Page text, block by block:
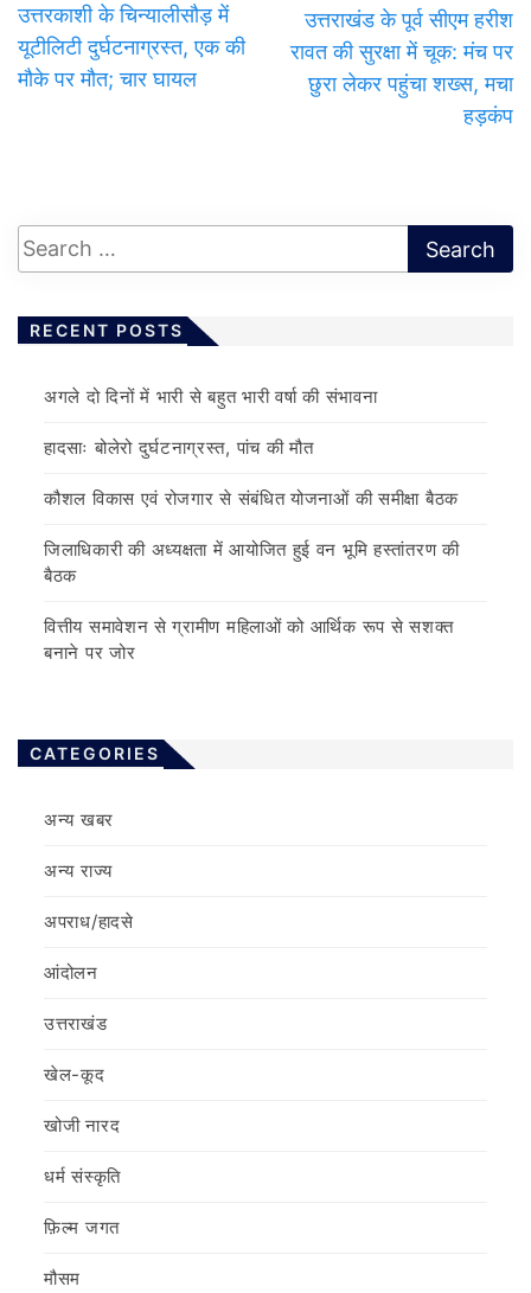
उत्तरकाशी के चिन्यालीसौड़ में
यूटीलिटी दुर्घटनाग्रस्त, एक की
मौके पर मौत; चार घायल
उत्तराखंड के पूर्व सीएम हरीश
रावत की सुरक्षा में चूक: मंच पर
छुरा लेकर पहुंचा शख्स, मचा
हड़कंप
RECENT POSTS
अगले दो दिनों में भारी से बहुत भारी वर्षा की संभावना
हादसाः बोलेरो दुर्घटनाग्रस्त, पांच की मौत
कौशल विकास एवं रोजगार से संबंधित योजनाओं की समीक्षा बैठक
जिलाधिकारी की अध्यक्षता में आयोजित हुई वन भूमि हस्तांतरण की
बैठक
वित्तीय समावेशन से ग्रामीण महिलाओं को आर्थिक रूप से सशक्त
बनाने पर जोर
CATEGORIES
अन्य खबर
अन्य राज्य
अपराध/हादसे
आंदोलन
उत्तराखंड
खेल-कूद
खोजी नारद
धर्म संस्कृति
फ़िल्‍म जगत
मौसम